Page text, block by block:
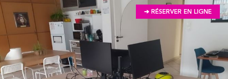
➔ RÉSERVER EN LIGNE